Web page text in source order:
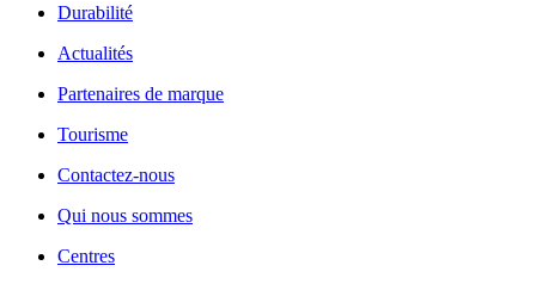
Durabilité
Actualités
Partenaires de marque
Tourisme
Contactez-nous
Qui nous sommes
Centres